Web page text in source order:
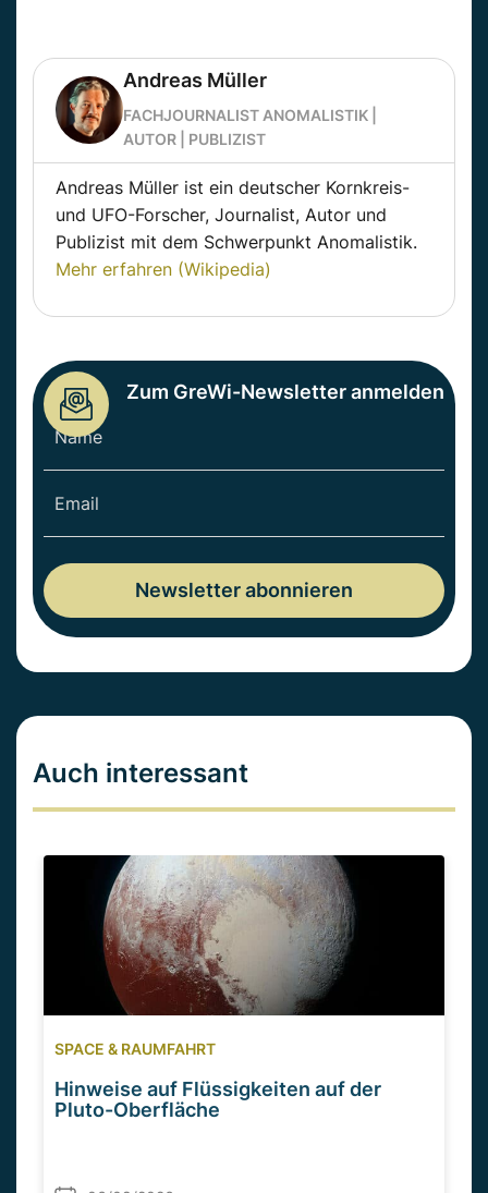
Andreas Müller
FACHJOURNALIST ANOMALISTIK |
AUTOR | PUBLIZIST
Andreas Müller ist ein deutscher Kornkreis-
und UFO-Forscher, Journalist, Autor und
Publizist mit dem Schwerpunkt Anomalistik.
Mehr erfahren (Wikipedia)
Zum GreWi-Newsletter anmelden
Auch interessant
SPACE & RAUMFAHRT
Hinweise auf Flüssigkeiten auf der
Pluto-Oberfläche